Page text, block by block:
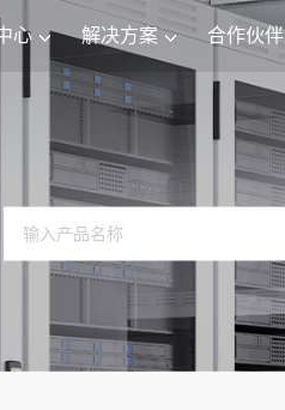
心 解决方案 合作伙伴